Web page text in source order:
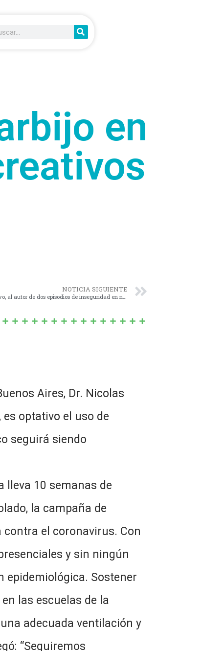
en
NOTICIA SIGUIENTE
Aires, Dr. Nicolas
optativo el uso de
seguirá siendo
lleva 10 semanas de
la campaña de
el coronavirus. Con
y sin ningún
Sostener
las escuelas de la
adecuada ventilación y
“Seguiremos